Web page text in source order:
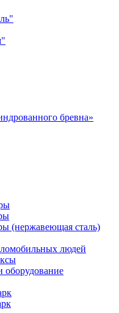
бревна»
(нержавеющая сталь)
людей